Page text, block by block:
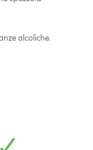
alcoliche.